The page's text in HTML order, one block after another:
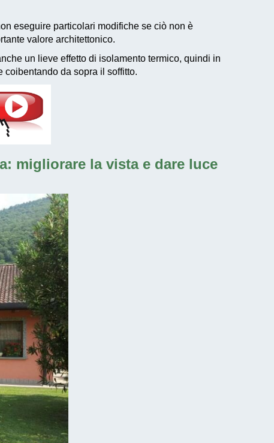
eseguire particolari modifiche se ciò non è
valore architettonico.
un lieve effetto di isolamento termico, quindi in
coibentando da sopra il soffitto.
migliorare la vista e dare luce